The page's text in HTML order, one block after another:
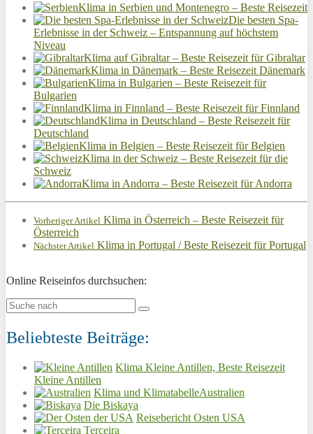
Klima in Serbien und Montenegro – Beste Reisezeit
Die besten Spa-
Erlebnisse in der Schweiz – Entspannung auf höchstem
Niveau
Klima auf Gibraltar – Beste Reisezeit für Gibraltar
Klima in Dänemark – Beste Reisezeit Dänemark
Klima in Bulgarien – Beste Reisezeit für
Bulgarien
Klima in Finnland – Beste Reisezeit für Finnland
Klima in Deutschland – Beste Reisezeit für
Deutschland
Klima in Belgien – Beste Reisezeit für Belgien
Klima in der Schweiz – Beste Reisezeit für die
Schweiz
Klima in Andorra – Beste Reisezeit für Andorra
Vorheriger Artikel Klima in Österreich – Beste Reisezeit für
Österreich
Nächster Artikel Klima in Portugal / Beste Reisezeit für Portugal
Online Reiseinfos durchsuchen:
Beliebteste Beiträge:
Klima Kleine Antillen, Beste Reisezeit
Kleine Antillen
Klima und KlimatabelleAustralien
Die Biskaya
Reisebericht Osten USA
Terceira